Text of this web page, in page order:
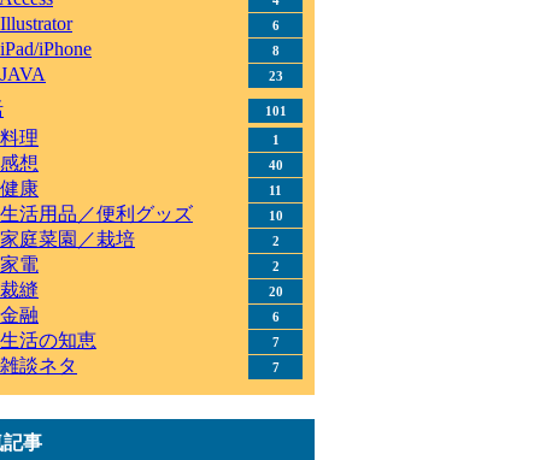
Illustrator 6
iPad/iPhone 8
JAVA 23
101
料理 1
感想 40
健康 11
生活用品／便利グッズ 10
家庭菜園／栽培 2
家電 2
裁縫 20
金融 6
生活の知恵 7
雑談ネタ 7
事